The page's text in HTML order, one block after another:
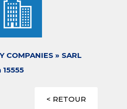
COMPANIES » SARL
< RETOUR